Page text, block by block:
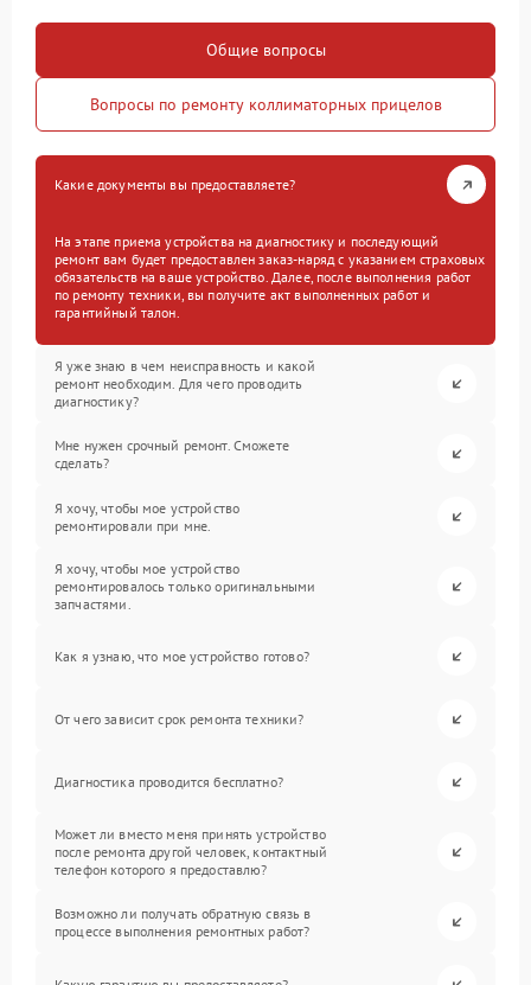
Общие вопросы
Вопросы по ремонту коллиматорных прицелов
Какие документы вы предоставляете?
На этапе приема устройства на диагностику и последующий
ремонт вам будет предоставлен заказ-наряд с указанием страховых
обязательств на ваше устройство. Далее, после выполнения работ
по ремонту техники, вы получите акт выполненных работ и
гарантийный талон.
Я уже знаю в чем неисправность и какой
ремонт необходим. Для чего проводить
диагностику?
Мне нужен срочный ремонт. Сможете
сделать?
Я хочу, чтобы мое устройство
ремонтировали при мне.
Я хочу, чтобы мое устройство
ремонтировалось только оригинальными
запчастями.
Как я узнаю, что мое устройство готово?
От чего зависит срок ремонта техники?
Диагностика проводится бесплатно?
Может ли вместо меня принять устройство
после ремонта другой человек, контактный
телефон которого я предоставлю?
Возможно ли получать обратную связь в
процессе выполнения ремонтных работ?